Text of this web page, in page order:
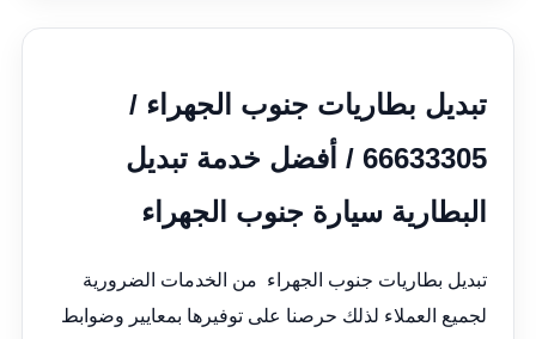
تبديل بطاريات جنوب الجهراء /
66633305 / أفضل خدمة تبديل
البطارية سيارة جنوب الجهراء
تبديل بطاريات جنوب الجهراء من الخدمات الضرورية
لجميع العملاء لذلك حرصنا على توفيرها بمعايير وضوابط